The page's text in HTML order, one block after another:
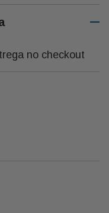
no checkout